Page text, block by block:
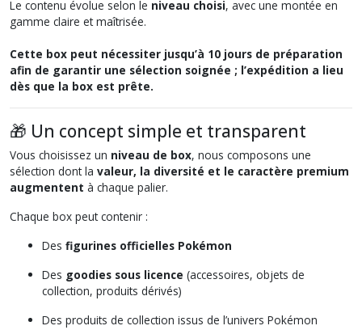
Le contenu évolue selon le niveau choisi, avec une montée en
gamme claire et maîtrisée.
Cette box peut nécessiter jusqu’à 10 jours de préparation
afin de garantir une sélection soignée ; l’expédition a lieu
dès que la box est prête.
🎁 Un concept simple et transparent
Vous choisissez un niveau de box, nous composons une
sélection dont la valeur, la diversité et le caractère premium
augmentent à chaque palier.
Chaque box peut contenir :
Des figurines officielles Pokémon
Des goodies sous licence (accessoires, objets de
collection, produits dérivés)
Des produits de collection issus de l’univers Pokémon